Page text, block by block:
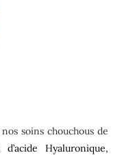
soins chouchous de
d’acide Hyaluronique,